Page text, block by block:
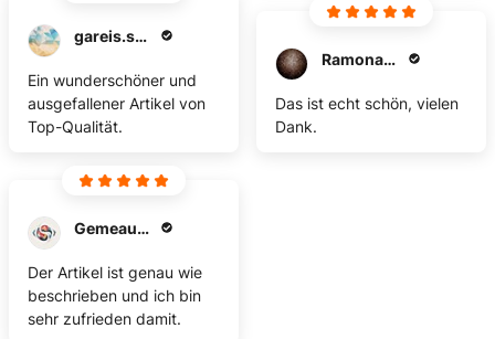
gareis.swetlana
Ein wunderschöner und
ausgefallener Artikel von
Top-Qualität.
Ramona-kolath
Das ist echt schön, vielen
Dank.
Gemeauxknop
Der Artikel ist genau wie
beschrieben und ich bin
sehr zufrieden damit.